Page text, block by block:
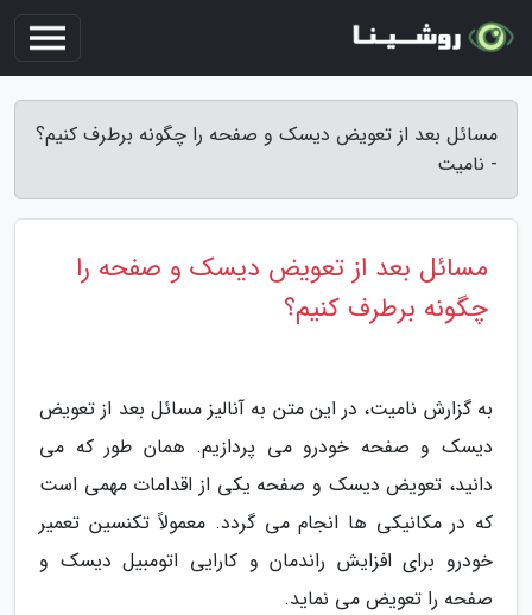
مسائل بعد از تعویض دیسک و صفحه را چگونه برطرف کنیم؟
- نامیت
مسائل بعد از تعویض دیسک و صفحه را
چگونه برطرف کنیم؟
به گزارش نامیت، در این متن به آنالیز مسائل بعد از تعویض
دیسک و صفحه خودرو می پردازیم. همان طور که می
دانید، تعویض دیسک و صفحه یکی از اقدامات مهمی است
که در مکانیکی ها انجام می گردد. معمولاً تکنسین تعمیر
خودرو برای افزایش راندمان و کارایی اتومبیل دیسک و
صفحه را تعویض می نماید.